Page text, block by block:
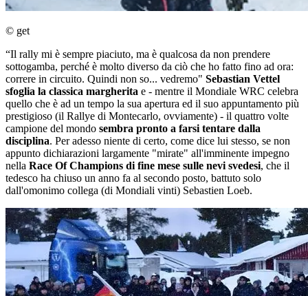
© get
“Il rally mi è sempre piaciuto, ma è qualcosa da non prendere
sottogamba, perché è molto diverso da ciò che ho fatto fino ad ora:
correre in circuito. Quindi non so... vedremo" Sebastian Vettel
sfoglia la classica margherita e - mentre il Mondiale WRC celebra
quello che è ad un tempo la sua apertura ed il suo appuntamento più
prestigioso (il Rallye di Montecarlo, ovviamente) - il quattro volte
campione del mondo sembra pronto a farsi tentare dalla
disciplina. Per adesso niente di certo, come dice lui stesso, se non
appunto dichiarazioni largamente "mirate" all'imminente impegno
nella Race Of Champions di fine mese sulle nevi svedesi, che il
tedesco ha chiuso un anno fa al secondo posto, battuto solo
dall'omonimo collega (di Mondiali vinti) Sebastien Loeb.